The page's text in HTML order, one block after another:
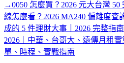
→0050 怎麼買？2026 元大台灣 50
線怎麼看？2026 MA240 偏離度查
成的 5 件理財大事｜2026 完整指南
2026｜中華、台哥大、遠傳月租實
單、時程、實戰指南